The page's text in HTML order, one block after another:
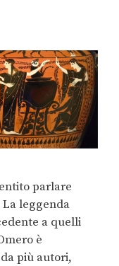
parlare
La leggenda
a quelli
è
più autori,